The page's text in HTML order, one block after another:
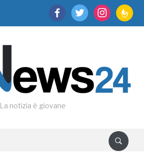
facebooktwitter instagram
La notizia è giovane